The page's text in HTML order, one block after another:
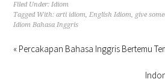
Filed Under:Idiom
Tagged With:arti idiom,English Idiom, give
Idiom Bahasa Inggris
« Percakapan Bahasa Inggris Bertemu